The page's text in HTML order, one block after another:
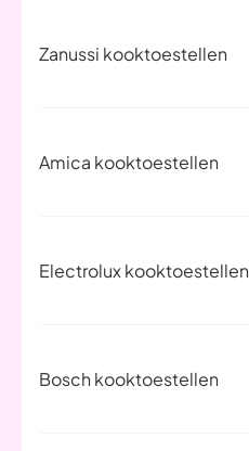
Zanussi kooktoestellen
Amica kooktoestellen
Electrolux kooktoestellen
Bosch kooktoestellen